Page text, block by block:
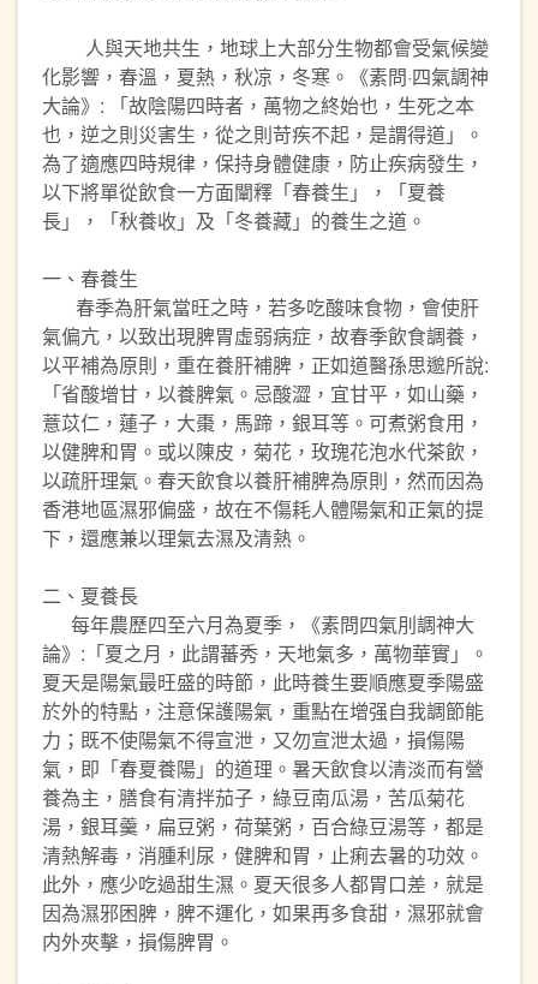
人與天地共生，地球上大部分生物都會受氣候變
化影響，春溫，夏熱，秋凉，冬寒。《素問·四氣調神
大論》: 「故陰陽四時者，萬物之終始也，生死之本
也，逆之則災害生，從之則苛疾不起，是謂得道」。
為了適應四時規律，保持身體健康，防止疾病發生，
以下將單從飲食一方面闡釋「春養生」，「夏養
長」，「秋養收」及「冬養藏」的養生之道。
一、春養生
春季為肝氣當旺之時，若多吃酸味食物，會使肝
氣偏亢，以致出現脾胃虛弱病症，故春季飲食調養，
以平補為原則，重在養肝補脾，正如道醫孫思邈所說:
「省酸增甘，以養脾氣。忌酸澀，宜甘平，如山藥，
薏苡仁，蓮子，大棗，馬蹄，銀耳等。可煮粥食用，
以健脾和胃。或以陳皮，菊花，玫瑰花泡水代茶飲，
以疏肝理氣。春天飲食以養肝補脾為原則，然而因為
香港地區濕邪偏盛，故在不傷耗人體陽氣和正氣的提
下，還應兼以理氣去濕及清熱。
二、夏養長
每年農歷四至六月為夏季，《素問四氣刖調神大
論》:「夏之月，此謂蕃秀，天地氣多，萬物華實」。
夏天是陽氣最旺盛的時節，此時養生要順應夏季陽盛
於外的特點，注意保護陽氣，重點在增强自我調節能
力；既不使陽氣不得宣泄，又勿宣泄太過，損傷陽
氣，即「春夏養陽」的道理。暑天飲食以清淡而有營
養為主，膳食有清拌茄子，綠豆南瓜湯，苦瓜菊花
湯，銀耳羹，扁豆粥，荷葉粥，百合綠豆湯等，都是
清熱解毒，消腫利尿，健脾和胃，止痢去暑的功效。
此外，應少吃過甜生濕。夏天很多人都胃口差，就是
因為濕邪困脾，脾不運化，如果再多食甜，濕邪就會
内外夾擊，損傷脾胃。